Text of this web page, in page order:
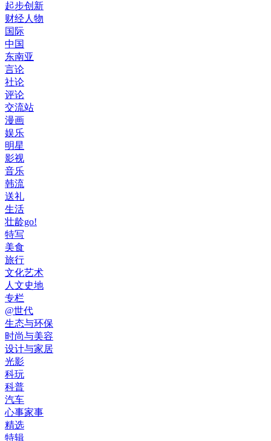
起步创新
财经人物
国际
中国
东南亚
言论
社论
评论
交流站
漫画
娱乐
明星
影视
音乐
韩流
送礼
生活
壮龄go!
特写
美食
旅行
文化艺术
人文史地
专栏
@世代
生态与环保
时尚与美容
设计与家居
光影
科玩
科普
汽车
心事家事
精选
特辑